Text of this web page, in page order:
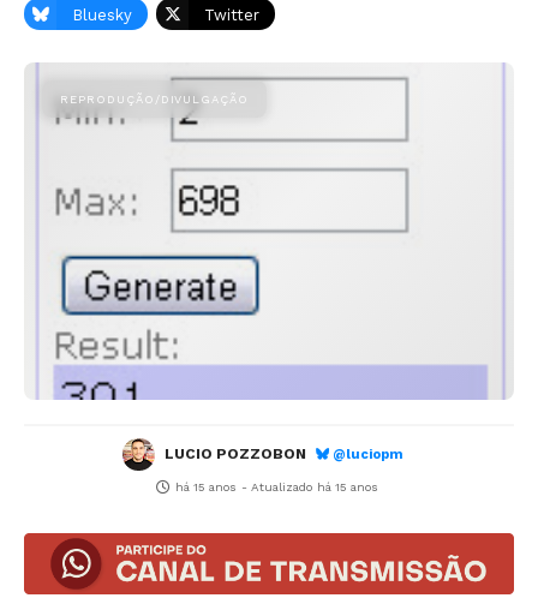
Bluesky Twitter
LUCIO POZZOBON @luciopm
há 15 anos - Atualizado há 15 anos